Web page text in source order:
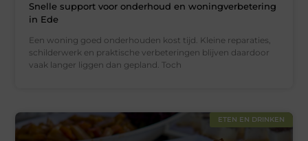
Snelle support voor onderhoud en woningverbetering
in Ede
Een woning goed onderhouden kost tijd. Kleine reparaties,
schilderwerk en praktische verbeteringen blijven daardoor
vaak langer liggen dan gepland. Toch
ETEN EN DRINKEN